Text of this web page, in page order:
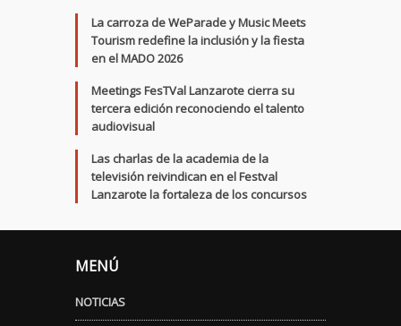
La carroza de WeParade y Music Meets
Tourism redefine la inclusión y la fiesta
en el MADO 2026
Meetings FesTVal Lanzarote cierra su
tercera edición reconociendo el talento
audiovisual
Las charlas de la academia de la
televisión reivindican en el Festval
Lanzarote la fortaleza de los concursos
MENÚ
NOTICIAS